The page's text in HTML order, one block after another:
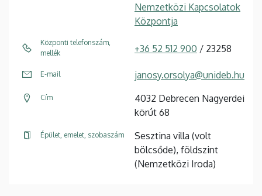
Nemzetközi Kapcsolatok
Központja
Központi telefonszám,
mellék
+36 52 512 900 / 23258
E-mail janosy.orsolya@unideb.hu
Cím
4032 Debrecen Nagyerdei
körút 68
Épület, emelet, szobaszám
Sesztina villa (volt
bölcsőde), földszint
(Nemzetközi Iroda)